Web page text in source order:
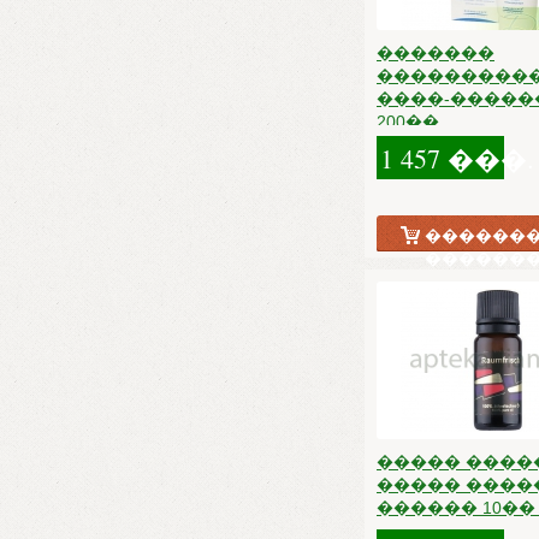
�������
����-
200��
1 457 ���.
�����
�����
������ 10��